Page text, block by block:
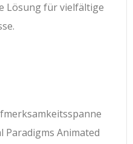
Lösung für vielfältige
Paradigms Animated